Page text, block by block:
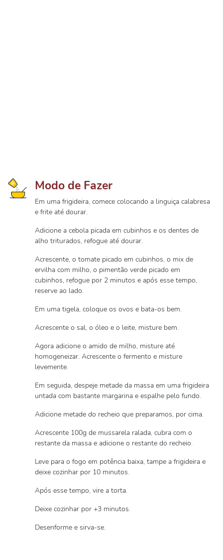
Modo de Fazer
Em uma frigideira, comece colocando a linguiça calabresa
e frite até dourar.
Adicione a cebola picada em cubinhos e os dentes de
alho triturados, refogue até dourar.
Acrescente, o tomate picado em cubinhos, o mix de
ervilha com milho, o pimentão verde picado em
cubinhos, refogue por 2 minutos e após esse tempo,
reserve ao lado.
Em uma tigela, coloque os ovos e bata-os bem.
Acrescente o sal, o óleo e o leite, misture bem.
Agora adicione o amido de milho, misture até
homogeneizar. Acrescente o fermento e misture
levemente.
Em seguida, despeje metade da massa em uma frigideira
untada com bastante margarina e espalhe pelo fundo.
Adicione metade do recheio que preparamos, por cima.
Acrescente 100g de mussarela ralada, cubra com o
restante da massa e adicione o restante do recheio.
Leve para o fogo em potência baixa, tampe a frigideira e
deixe cozinhar por 10 minutos.
Após esse tempo, vire a torta.
Deixe cozinhar por +3 minutos.
Desenforme e sirva-se.